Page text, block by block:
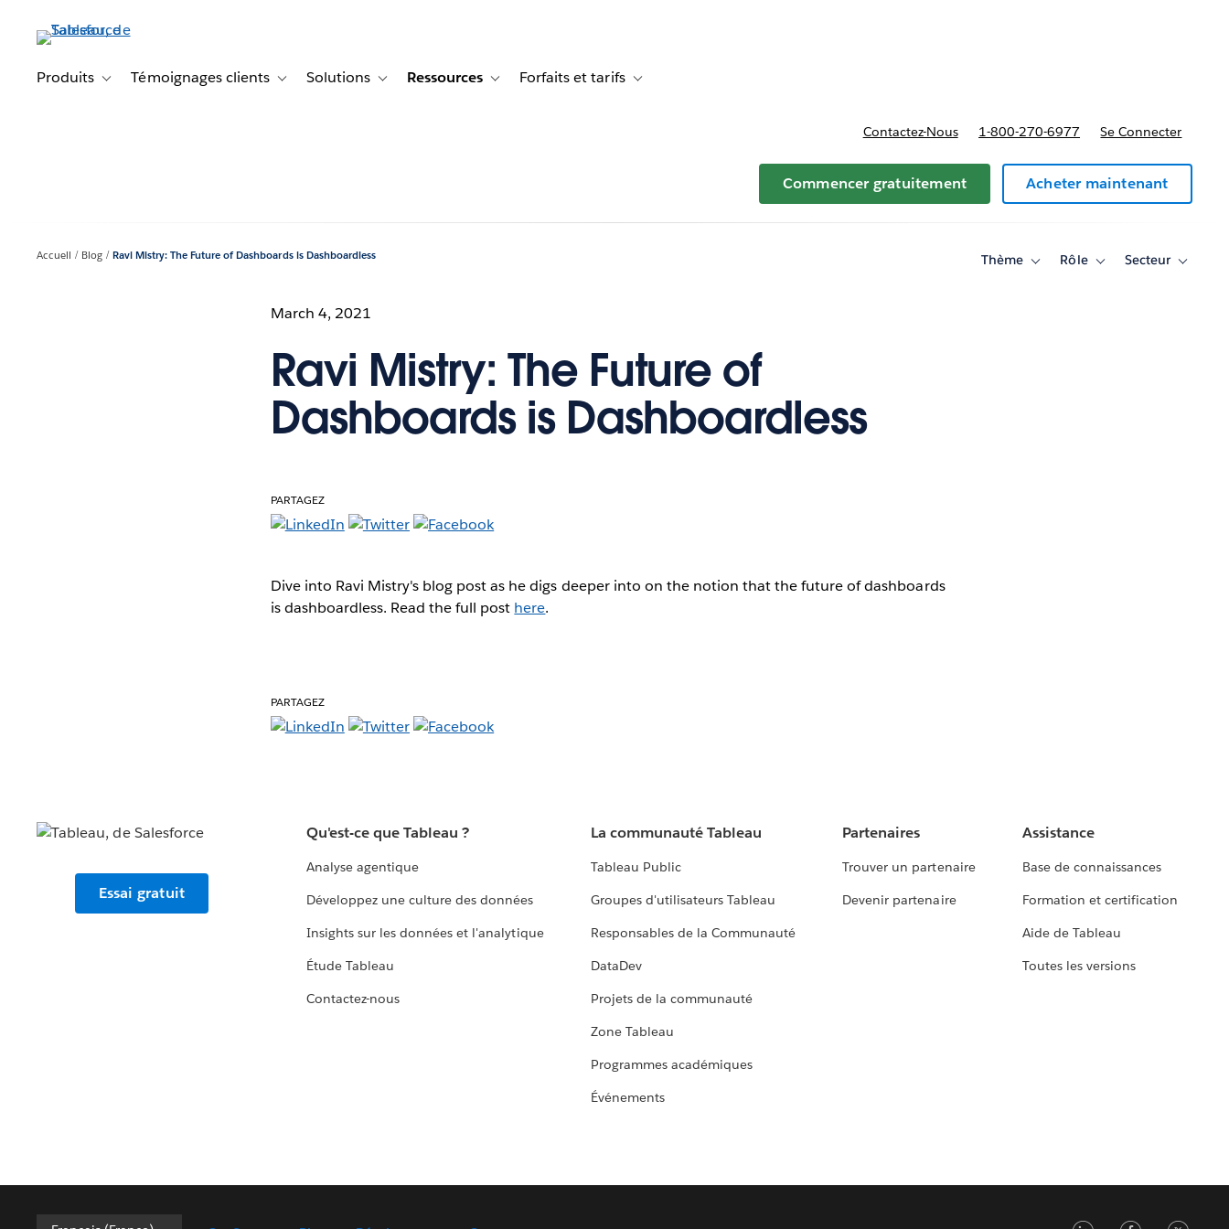
principalProduits Toggle sub-navigation for Produits
Témoignages clients Toggle sub-navigation for Témoignages clients
Solutions Toggle sub-navigation for Solutions
Ressources Toggle sub-navigation for Ressources
Forfaits et tarifs Toggle sub-navigation for Forfaits et tarifs
Contactez-Nous 1-800-270-6977 Se Connecter
Commencer gratuitement Acheter maintenant
Accueil Blog Ravi Mistry: The Future of Dashboards is Dashboardless Thème
ToggleRôle
ToggleSecteur
Toggle
March 4, 2021
Ravi Mistry: The Future of
Dashboards is Dashboardless
PARTAGEZ
Dive into Ravi Mistry's blog post as he digs deeper into on the notion that the future of dashboards
is dashboardless. Read the full post here.
PARTAGEZ
Essai gratuit
Qu'est-ce que Tableau ?
Analyse agentique
Développez une culture des données
Insights sur les données et l'analytique
Étude Tableau
Contactez-nous
La communauté Tableau
Tableau Public
Groupes d'utilisateurs Tableau
Responsables de la Communauté
DataDev
Projets de la communauté
Zone Tableau
Programmes académiques
Événements
Partenaires
Trouver un partenaire
Devenir partenaire
Assistance
Base de connaissances
Formation et certification
Aide de Tableau
Toutes les versions